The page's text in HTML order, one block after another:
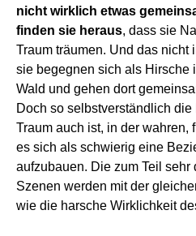
nicht wirklich etwas
finden sie heraus, dass sie
Traum träumen. Und das nicht
sie begegnen sich als Hirsche
Wald und gehen dort
Doch so selbstverständlich
Traum auch ist, in der wahren,
es sich als schwierig eine
aufzubauen. Die zum Teil sehr
Szenen werden mit der
wie die harsche Wirklichkeit